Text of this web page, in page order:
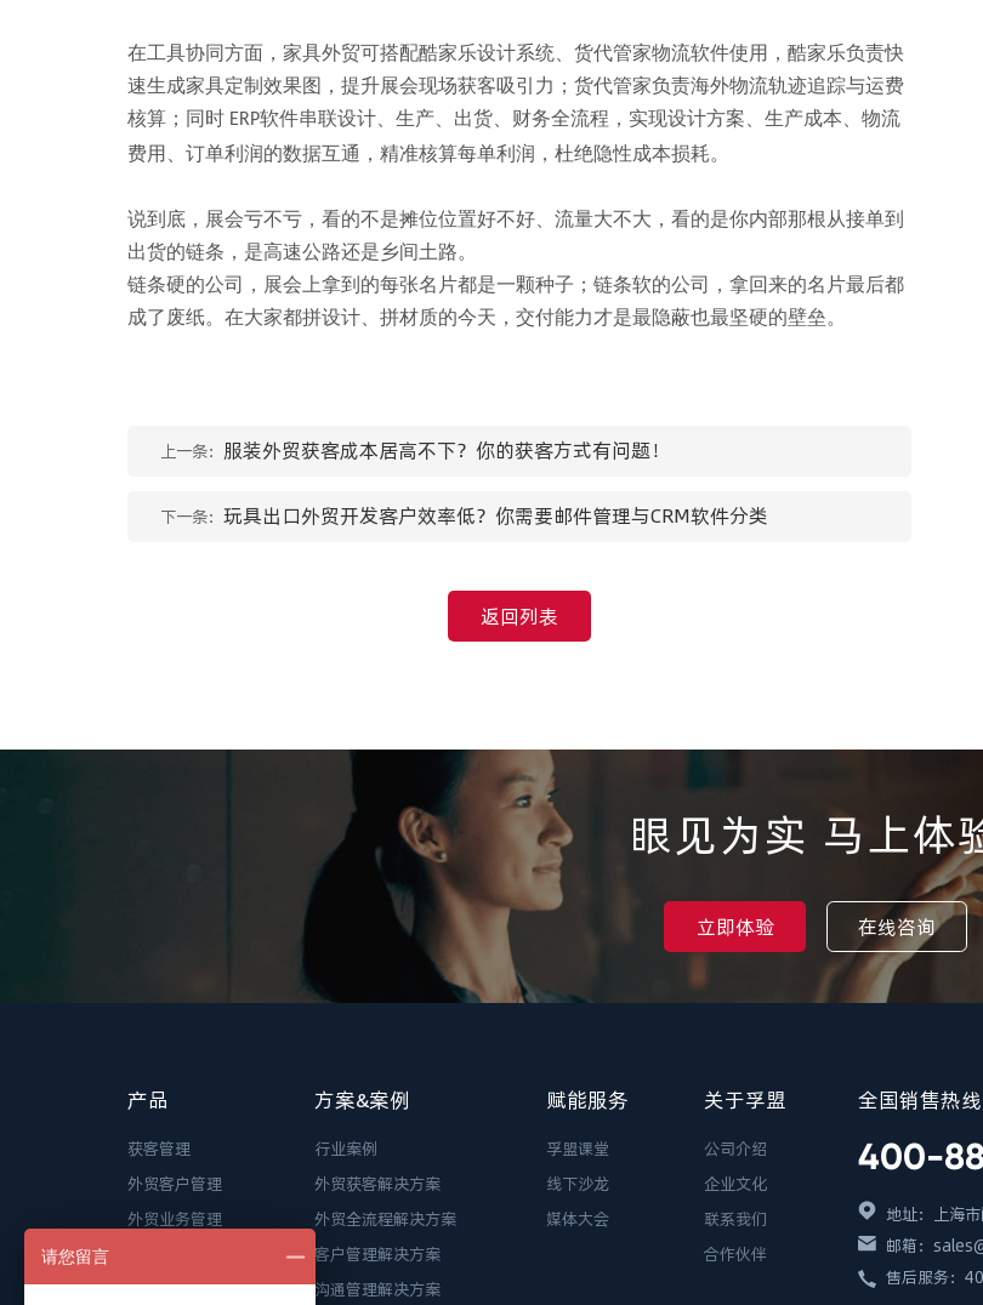
在工具协同方面，家具外贸可搭配酷家乐设计系统、货代管家物流软件使用，酷家乐负责快
速生成家具定制效果图，提升展会现场获客吸引力；货代管家负责海外物流轨迹追踪与运费
核算； 同时 ERP软件串联设计、生产、出货、财务全流程，实现设计方案、生产成本、物流
费用、订单利润的数据互通，精准核算每单利润，杜绝隐性成本损耗。
说到底，展会亏不亏，看的不是摊位位置好不好、流量大不大，看的是你内部那根从接单到
出货的链条，是高速公路还是乡间土路。
链条硬的公司，展会上拿到的每张名片都是一颗种子；链条软的公司，拿回来的名片最后都
成了废纸。在大家都拼设计、拼材质的今天，交付能力才是最隐蔽也最坚硬的壁垒。
上一条： 服装外贸获客成本居高不下？你的获客方式有问题！
下一条： 玩具出口外贸开发客户效率低？你需要邮件管理与CRM软件分类
返回列表
眼见为实 马上体
立即体验 在线咨询
产品
获客管理
外贸客户管理
外贸业务管理
孚盟AI Pro
方案&案例
行业案例
外贸获客解决方案
外贸全流程解决方案
客户管理解决方案
沟通管理解决方案
赋能服务
孚盟课堂
线下沙龙
媒体大会
关于孚盟
公司介绍
企业文化
联系我们
合作伙伴
全国销售热线
400-
地址：上海
邮箱：
售后服务：
请您留言